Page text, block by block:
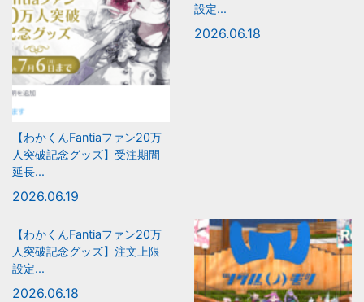
【わかくんFantiaファン20万
人突破記念グッズ】受注期間
延長...
2026.06.19
設定...
2026.06.18
【わかくんFantiaファン20万
人突破記念グッズ】注文上限
設定...
2026.06.18